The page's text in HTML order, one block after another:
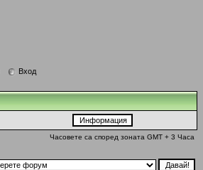
Вход
Часовете са според зоната GMT + 3 Часа